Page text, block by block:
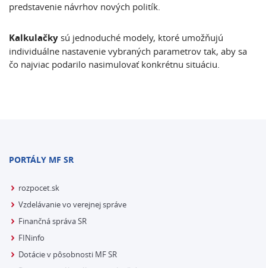
predstavenie návrhov nových politík.
Kalkulačky sú jednoduché modely, ktoré umožňujú
individuálne nastavenie vybraných parametrov tak, aby sa
čo najviac podarilo nasimulovať konkrétnu situáciu.
PORTÁLY MF SR
rozpocet.sk
Vzdelávanie vo verejnej správe
Finančná správa SR
FINinfo
Dotácie v pôsobnosti MF SR